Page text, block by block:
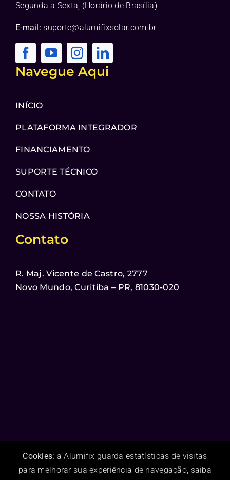
Segunda a Sexta, (Horário de Brasília)
E-mail: suporte@alumifixsolar.com.br
Navegue Aqui
INÍCIO
PLATAFORMA INTEGRADOR
FINANCIAMENTO
SUPORTE TÉCNICO
CONTATO
NOSSA HISTÓRIA
Contato
R. Maj. Vicente de Castro, 2777
Novo Mundo, Curitiba – PR, 81030-020
Cookies: a Alumifix guarda estatísticas de visitas
para melhorar sua experiência de navegação, saiba